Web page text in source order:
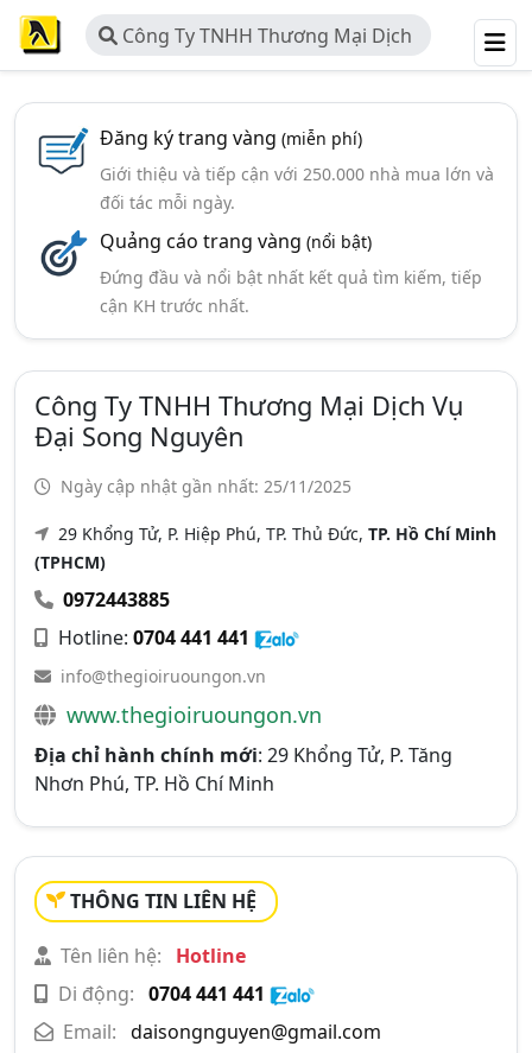
Công Ty TNHH Thương Mại Dịch
Vụ Đại Song Nguyên
Đăng ký trang vàng (miễn phí)
Giới thiệu và tiếp cận với 250.000 nhà mua lớn và
đối tác mỗi ngày.
Quảng cáo trang vàng (nổi bật)
Đứng đầu và nổi bật nhất kết quả tìm kiếm, tiếp
cận KH trước nhất.
Công Ty TNHH Thương Mại Dịch Vụ
Đại Song Nguyên
Ngày cập nhật gần nhất: 25/11/2025
29 Khổng Tử, P. Hiệp Phú, TP. Thủ Đức, TP. Hồ Chí Minh
(TPHCM)
0972443885
Hotline: 0704 441 441
info@thegioiruoungon.vn
www.thegioiruoungon.vn
Địa chỉ hành chính mới: 29 Khổng Tử, P. Tăng
Nhơn Phú, TP. Hồ Chí Minh
THÔNG TIN LIÊN HỆ
Tên liên hệ:
Hotline
Di động: 0704 441 441
Email: daisongnguyen@gmail.com